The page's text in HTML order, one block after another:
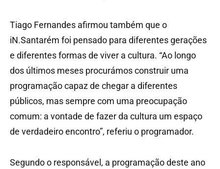
Tiago Fernandes afirmou também que o
iN.Santarém foi pensado para diferentes gerações
e diferentes formas de viver a cultura. “Ao longo
dos últimos meses procurámos construir uma
programação capaz de chegar a diferentes
públicos, mas sempre com uma preocupação
comum: a vontade de fazer da cultura um espaço
de verdadeiro encontro”, referiu o programador.
Segundo o responsável, a programação deste ano